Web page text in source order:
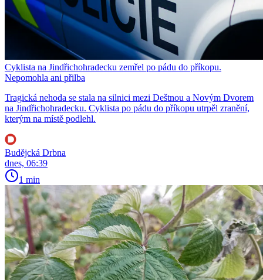
Cyklista na Jindřichohradecku zemřel po pádu do příkopu.
Nepomohla ani přilba
Tragická nehoda se stala na silnici mezi Deštnou a Novým Dvorem
na Jindřichohradecku. Cyklista po pádu do příkopu utrpěl zranění,
kterým na místě podlehl.
Budějcká Drbna
dnes, 06:39
1 min